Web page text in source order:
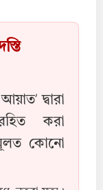
দ্বারা
করা
কোনো